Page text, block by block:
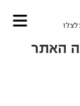
האתר